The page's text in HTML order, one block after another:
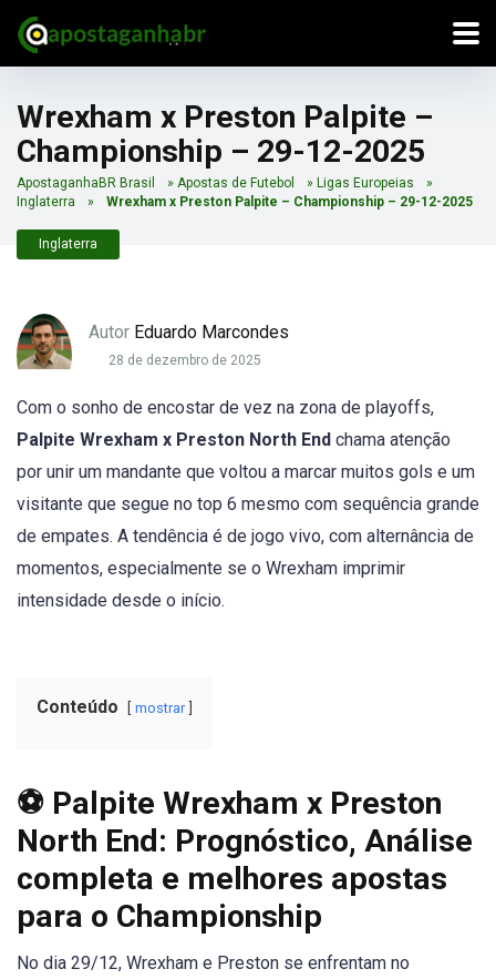
Wrexham x Preston Palpite –
Championship – 29-12-2025
ApostaganhaBR Brasil » Apostas de Futebol » Ligas Europeias
»
Inglaterra
» Wrexham x Preston Palpite – Championship – 29-12-2025
Inglaterra
Autor Eduardo Marcondes
28 de dezembro de 2025
Com o sonho de encostar de vez na zona de playoffs,
Palpite Wrexham x Preston North End chama atenção
por unir um mandante que voltou a marcar muitos gols e um
visitante que segue no top 6 mesmo com sequência grande
de empates. A tendência é de jogo vivo, com alternância de
momentos, especialmente se o Wrexham imprimir
intensidade desde o início.
Conteúdo mostrar
⚽ Palpite Wrexham x Preston
North End: Prognóstico, Análise
completa e melhores apostas
para o Championship
No dia 29/12, Wrexham e Preston se enfrentam no